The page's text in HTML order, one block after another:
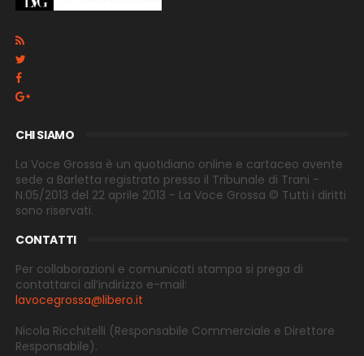
CHI SIAMO
La Voce Grossa è un quotidiano online e cartaceo avente
sede a Barletta registrato presso il Tribunale di Trani -
N.05/2013 del 22 aprile 2013 - La Voce Grossa © Tutti i diritti
sono riservati.
CONTATTI
Per collaborazioni e comunicati stampa si prega di
contattarci all’indirizzo e-mail:
lavocegrossa@libero.it
Nicola Ricchitelli (Responsabile Commerciale e Direttore
Responsabile).